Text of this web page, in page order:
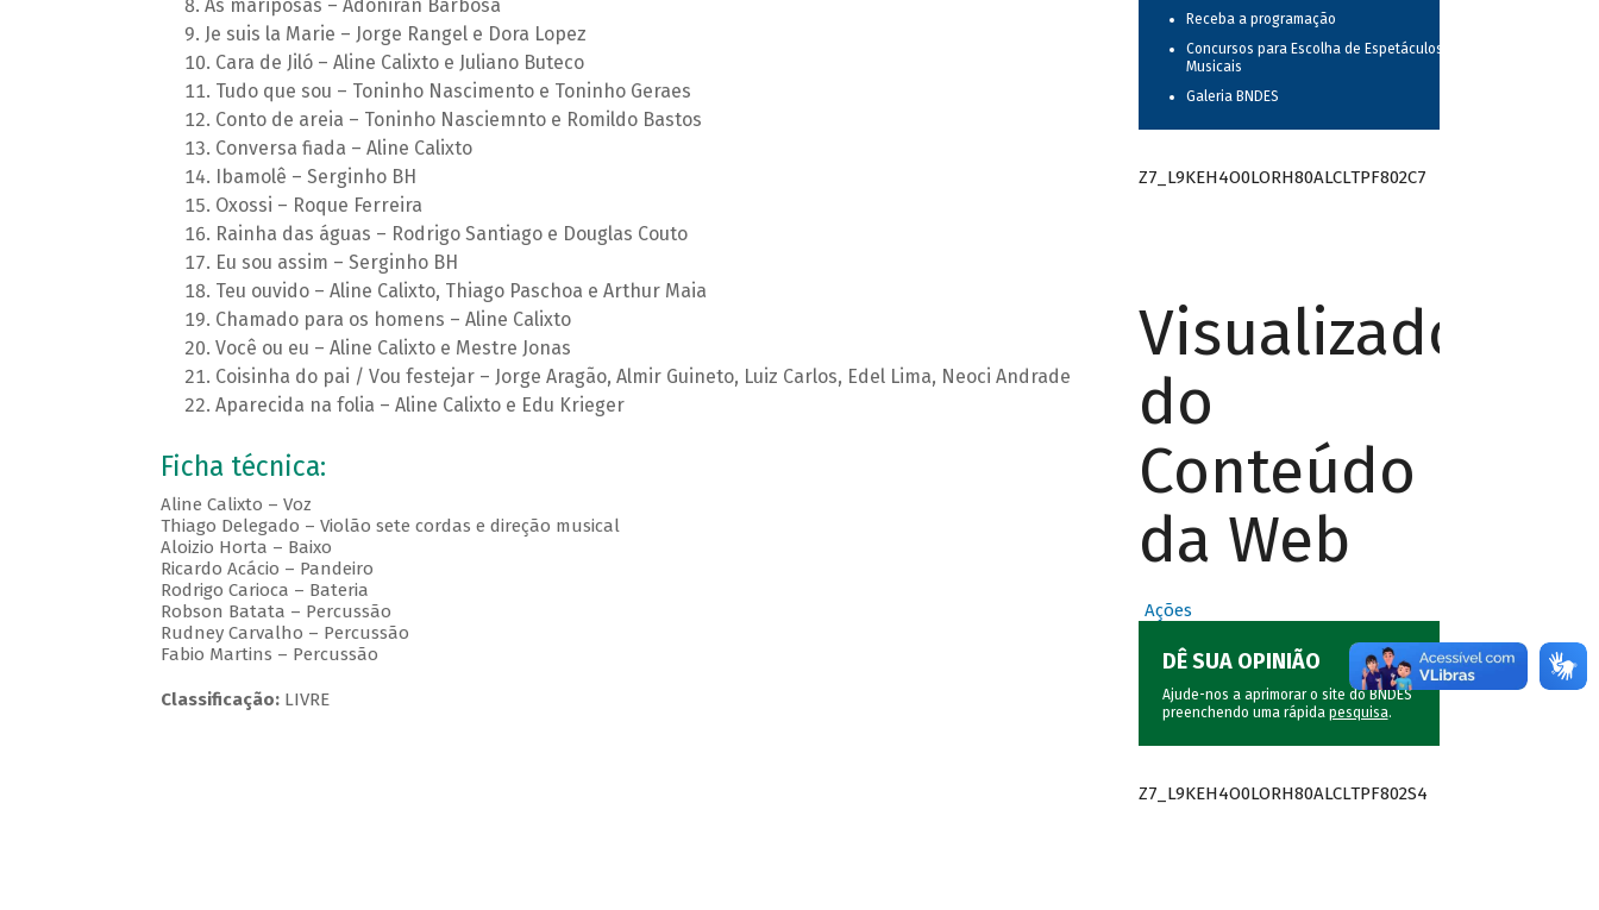
As mariposas – Adoniran Barbosa
Je suis la Marie – Jorge Rangel e Dora Lopez
Cara de Jiló – Aline Calixto e Juliano Buteco
Tudo que sou – Toninho Nascimento e Toninho Geraes
Conto de areia – Toninho Nasciemnto e Romildo Bastos
Conversa fiada – Aline Calixto
Ibamolê – Serginho BH
Oxossi – Roque Ferreira
Rainha das águas – Rodrigo Santiago e Douglas Couto
Eu sou assim – Serginho BH
Teu ouvido – Aline Calixto, Thiago Paschoa e Arthur Maia
Chamado para os homens – Aline Calixto
Você ou eu – Aline Calixto e Mestre Jonas
Coisinha do pai / Vou festejar – Jorge Aragão, Almir Guineto, Luiz Carlos, Edel Lima, Neoci Andrade
Aparecida na folia – Aline Calixto e Edu Krieger
Ficha técnica:
Aline Calixto – Voz
Thiago Delegado – Violão sete cordas e direção musical
Aloizio Horta – Baixo
Ricardo Acácio – Pandeiro
Rodrigo Carioca – Bateria
Robson Batata – Percussão
Rudney Carvalho – Percussão
Fabio Martins – Percussão
Classificação:LIVRE
Receba a programação
Concursos para Escolha de Espetáculos
Musicais
Galeria BNDES
Z7_L9KEH4O0LORH80ALCLTPF802C7
Visualizador
do
Conteúdo
da Web
Ações
DÊ SUA OPINIÃO
Ajude-nos a aprimorar o site do BNDES
preenchendo uma rápida pesquisa.
Z7_L9KEH4O0LORH80ALCLTPF802S4